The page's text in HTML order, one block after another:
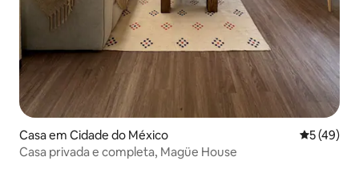
Casa em Cidade do México
5 (49)
Casa privada e completa, Magüe House